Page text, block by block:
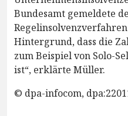
Bundesamt gemeldete
Hintergrund, dass die
zum Beispiel von Solo-
ist“, erklärte Müller.
© dpa-infocom,